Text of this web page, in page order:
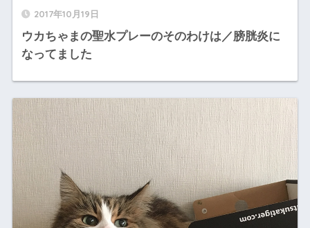
2017年10月19日
ウカちゃまの聖水プレーのそのわけは／膀胱炎に
なってました